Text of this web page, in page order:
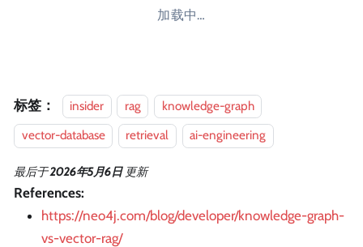
加载中…
标签： insider rag
knowledge-graph
vector-database
retrieval ai-engineering
最后于2026年5月6日 更新
References:
https://neo4j.com/blog/developer/knowledge-graph-
vs-vector-rag/